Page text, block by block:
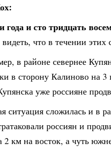
года и сто тридцать
что в течении
в районе севернее
в сторону Калиново на
уже россияне
ситуация сложилась и в
россиян и
2 км на восток, а чуть